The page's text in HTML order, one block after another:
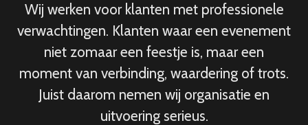
Wij werken voor klanten met professionele
verwachtingen. Klanten waar een evenement
niet zomaar een feestje is, maar een
moment van verbinding, waardering of trots.
Juist daarom nemen wij organisatie en
uitvoering serieus.